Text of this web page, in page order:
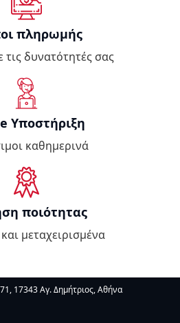
πληρωμής
δυνατότητές σας
Υποστήριξη
καθημερινά
ποιότητας
μεταχειρισμένα
17343 Αγ. Δημήτριος, Αθήνα